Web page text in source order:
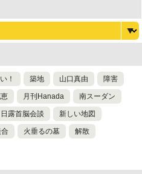
！ 築地 山口真由 障害
月刊Hanada 南スーダン
日露首脳会談 新しい地図
火垂るの墓 解散